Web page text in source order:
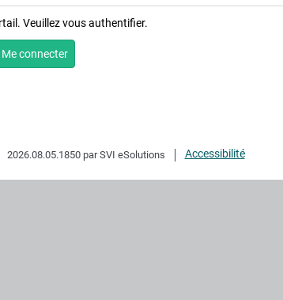
Veuillez vous authentifier.
Me connecter
2026.08.05.1850 par SVI eSolutions Accessibilité